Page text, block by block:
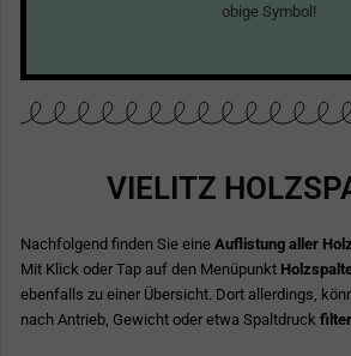
obige Symbol!
VIELITZ
Nachfolgend finden Sie eine Auflistung aller
Mit Klick oder Tap auf den Menüpunkt
ebenfalls zu einer Übersicht. Dort allerdings,
nach Antrieb, Gewicht oder etwa Spaltdruck